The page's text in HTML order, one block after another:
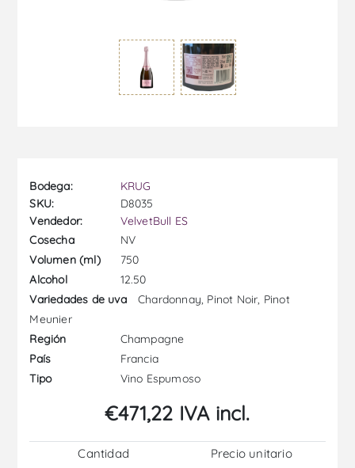
Bodega:
KRUG
SKU:
D8035
Vendedor:
VelvetBull ES
Cosecha
NV
Volumen (ml)
750
Alcohol
12.50
Variedades de uva
Chardonnay, Pinot Noir, Pinot
Meunier
Región
Champagne
País
Francia
Tipo
Vino Espumoso
€471,22 IVA incl.
Cantidad
Precio unitario